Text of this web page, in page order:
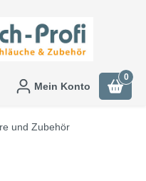
Mein Konto
0
und Zubehör